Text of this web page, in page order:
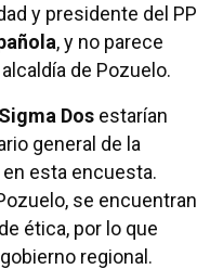
y presidente del PP
, y no parece
de Pozuelo.
Sigma Dos estarían
general de la
esta encuesta.
se encuentran
ética, por lo que
regional.